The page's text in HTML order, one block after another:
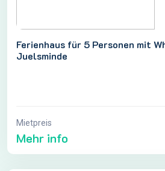
Ferienhaus für 5 Personen mit
Juelsminde
Mietpreis
Mehr info